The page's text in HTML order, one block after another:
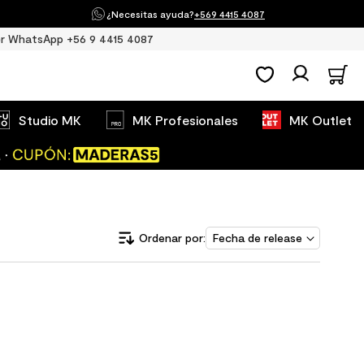
¿Necesitas ayuda?+569 4415 4087
WhatsApp +56 9 4415 4087
Studio MK MK Profesionales MK Outlet
Fecha de release